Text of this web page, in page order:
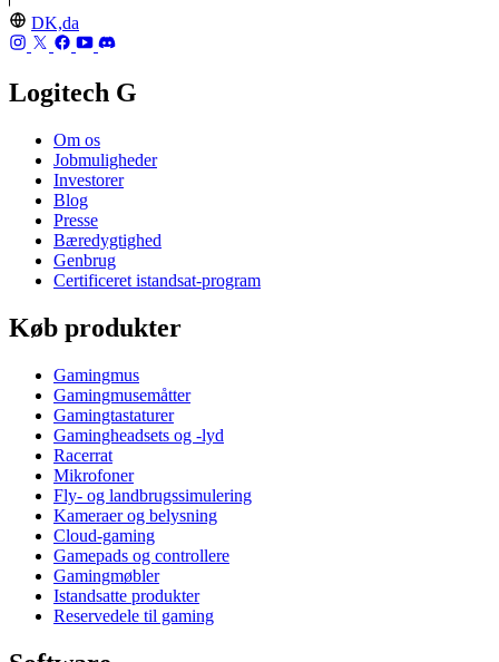
DK,da
Logitech G
Om os
Jobmuligheder
Investorer
Blog
Presse
Bæredygtighed
Genbrug
Certificeret istandsat-program
Køb produkter
Gamingmus
Gamingmusemåtter
Gamingtastaturer
Gamingheadsets og -lyd
Racerrat
Mikrofoner
Fly- og landbrugssimulering
Kameraer og belysning
Cloud-gaming
Gamepads og controllere
Gamingmøbler
Istandsatte produkter
Reservedele til gaming